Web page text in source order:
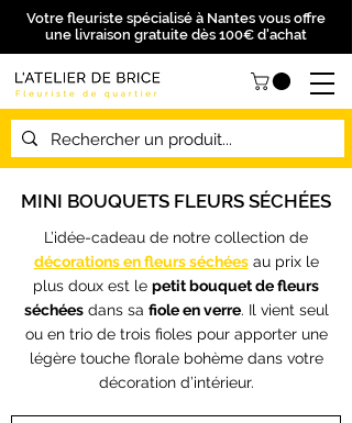
Votre fleuriste spécialisé à Nantes vous offre
une livraison gratuite dès 100€ d'achat
MINI BOUQUETS FLEURS SÉCHÉES
L’idée-cadeau de notre collection de
décorations en fleurs séchéesau prix le
plus doux est le petit bouquet de fleurs
séchéesdans sa fiole en verre. Il vient seul
ou en trio de trois fioles pour apporter une
légère touche florale bohème dans votre
décoration d’intérieur.